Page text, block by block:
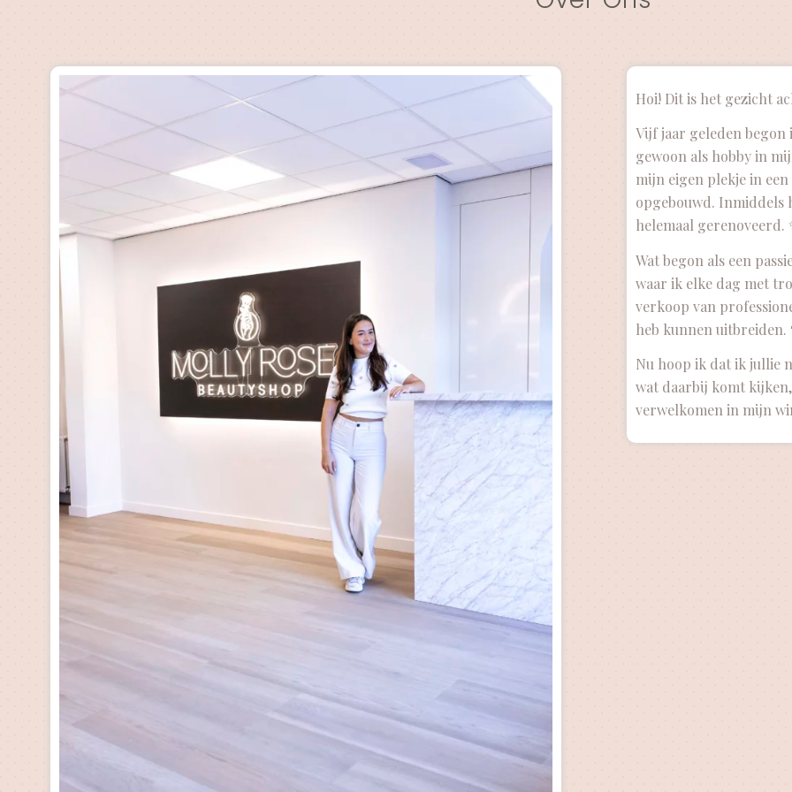
Hoi! Dit is het gezicht
Vijf jaar geleden
gewoon als hobby in
mijn eigen plekje in
opgebouwd. Inmiddels
helemaal gerenoveerd.
Wat begon als een
waar ik elke dag met
verkoop van
heb kunnen uitbreiden.
Nu hoop ik dat ik jullie
wat daarbij komt
verwelkomen in mijn